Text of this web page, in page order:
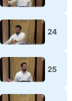
24
25